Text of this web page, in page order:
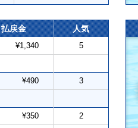
払戻金 人気
¥1,340 5
¥490 3
¥350 2